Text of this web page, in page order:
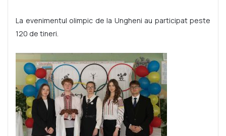
La evenimentul olimpic de la Ungheni au participat peste
120 de tineri.